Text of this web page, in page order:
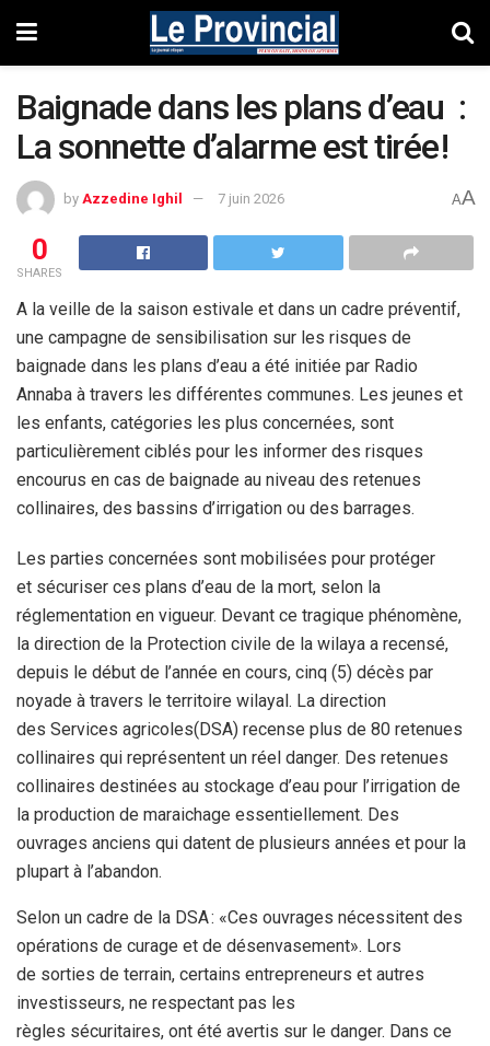
Baignade dans les plans d’eau :
La sonnette d’alarme est tirée !
by Azzedine Ighil 7 juin 2026 AA
0
SHARES
A la veille de la saison estivale et dans un cadre préventif,
une campagne de sensibilisation sur les risques de
baignade dans les plans d’eau a été initiée par Radio
Annaba à travers les différentes communes. Les jeunes et
les enfants, catégories les plus concernées, sont
particulièrement ciblés pour les informer des risques
encourus en cas de baignade au niveau des retenues
collinaires, des bassins d’irrigation ou des barrages.
Les parties concernées sont mobilisées pour protéger
et sécuriser ces plans d’eau de la mort, selon la
réglementation en vigueur. Devant ce tragique phénomène,
la direction de la Protection civile de la wilaya a recensé,
depuis le début de l’année en cours, cinq (5) décès par
noyade à travers le territoire wilayal. La direction
des Services agricoles(DSA) recense plus de 80 retenues
collinaires qui représentent un réel danger. Des retenues
collinaires destinées au stockage d’eau pour l’irrigation de
la production de maraichage essentiellement. Des
ouvrages anciens qui datent de plusieurs années et pour la
plupart à l’abandon.
Selon un cadre de la DSA: «Ces ouvrages nécessitent des
opérations de curage et de désenvasement». Lors
de sorties de terrain, certains entrepreneurs et autres
investisseurs, ne respectant pas les
règles sécuritaires, ont été avertis sur le danger. Dans ce